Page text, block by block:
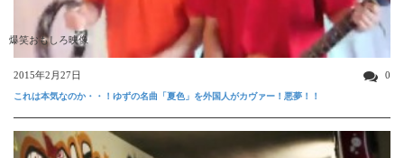
爆笑おもしろ映像
2015年2月27日 0
これは本気なのか・・！ゆずの名曲「夏色」を外国人がカヴァー！悪夢！！